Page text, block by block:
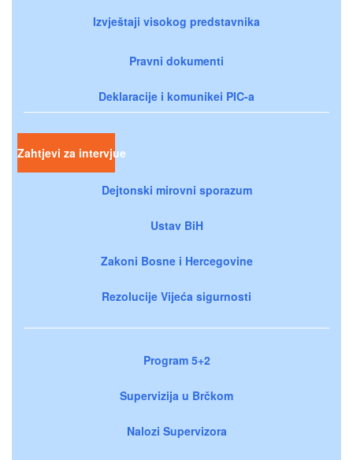
Izvještaji visokog predstavnika
Pravni dokumenti
Deklaracije i komunikei PIC-a
Zahtjevi za intervjue
Dejtonski mirovni sporazum
Ustav BiH
Zakoni Bosne i Hercegovine
Rezolucije Vijeća sigurnosti
Program 5+2
Supervizija u Brčkom
Nalozi Supervizora